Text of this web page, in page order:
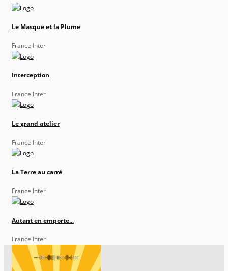
Le Masque et la Plume
France Inter
Interception
France Inter
Le grand atelier
France Inter
La Terre au carré
France Inter
Autant en emporte...
France Inter